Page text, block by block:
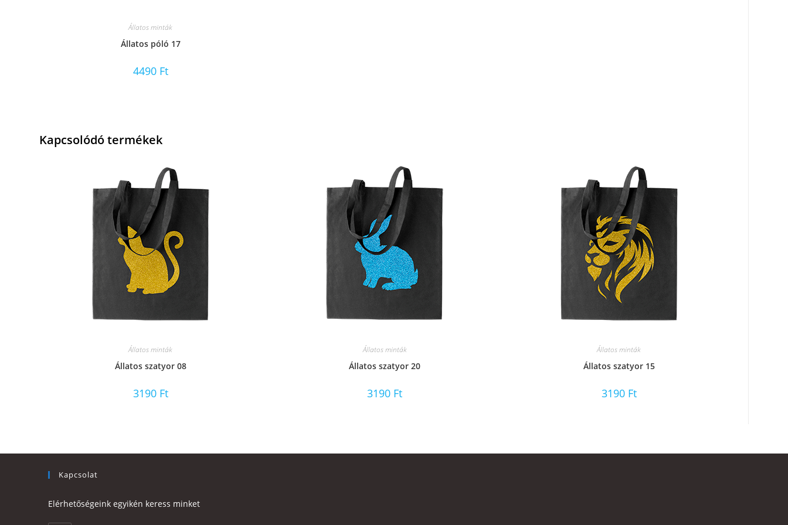
Állatos minták
Állatos póló 17
4490 Ft
Kapcsolódó termékek
Állatos minták
Állatos szatyor 08
3190 Ft
Állatos minták
Állatos szatyor 20
3190 Ft
Állatos minták
Állatos szatyor 15
3190 Ft
Kapcsolat
Elérhetőségeink egyikén keress minket